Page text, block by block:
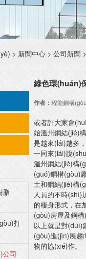
> 新聞中心 > 公司新聞
脂
打
公司
綠色環(huán)
作者： 程能鋼構
或者許大家會
始溫州鋼結(jié)
是越來(lái)越多
一同來(lái)說
溫州鋼結(jié)構
(guó)鋼構(gòu)
土和鋼結(jié)構
人員的不時(shí)
的棲身形式，在
(gòu)房屋及鋼構
以上就是對(duì)
(gòu)進(jìn)展趨
物的協(xié)作。